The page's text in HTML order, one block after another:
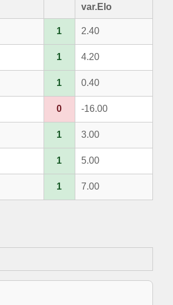
var.Elo
1 2.40
1 4.20
1 0.40
0 -16.00
1 3.00
1 5.00
1 7.00